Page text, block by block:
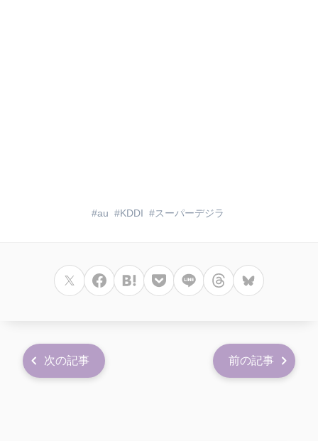
au KDDI スーパーデジラ
次の記事 前の記事